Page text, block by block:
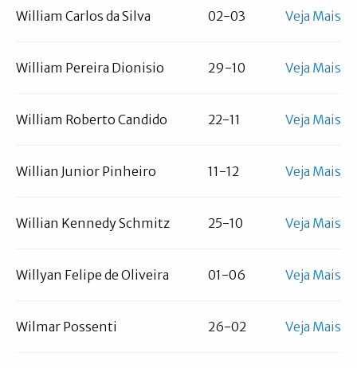
William Carlos da Silva 02-03 Veja Mais
William Pereira Dionisio 29-10 Veja Mais
William Roberto Candido 22-11 Veja Mais
Willian Junior Pinheiro 11-12 Veja Mais
Willian Kennedy Schmitz 25-10 Veja Mais
Willyan Felipe de Oliveira 01-06 Veja Mais
Wilmar Possenti 26-02 Veja Mais